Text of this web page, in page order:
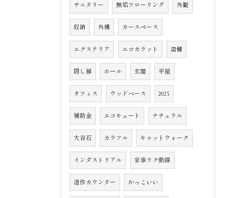
サニタリー 無垢フローリング 外観
収納 外構 カースペース
エクステリア エコカラット 店舗
隠し扉 ホール 玄関 平屋
オフィス ウッドベース 2025
補助金 エコキュート ナチュラル
大谷石 カラフル キャットウォーク
インダストリアル 家事ラク動線
造作カウンター かっこいい